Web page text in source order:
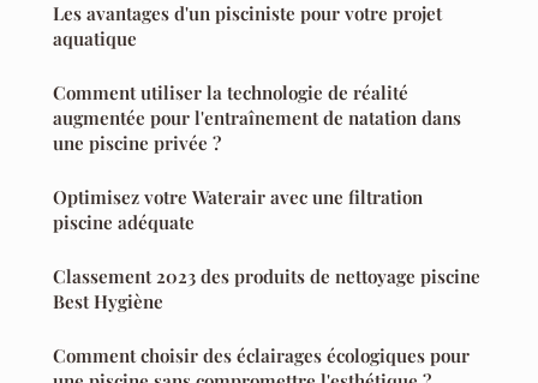
Les avantages d'un pisciniste pour votre projet
aquatique
Comment utiliser la technologie de réalité
augmentée pour l'entraînement de natation dans
une piscine privée ?
Optimisez votre Waterair avec une filtration
piscine adéquate
Classement 2023 des produits de nettoyage piscine
Best Hygiène
Comment choisir des éclairages écologiques pour